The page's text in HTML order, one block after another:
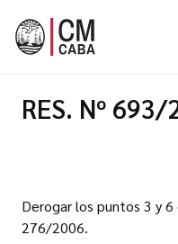
RES. Nº 693/
Derogar los puntos 3 y 6
276/2006.